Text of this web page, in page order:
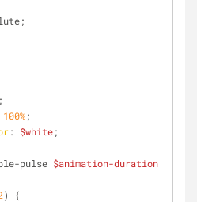
100%;
: $white;
pulse $animation-duration
) {